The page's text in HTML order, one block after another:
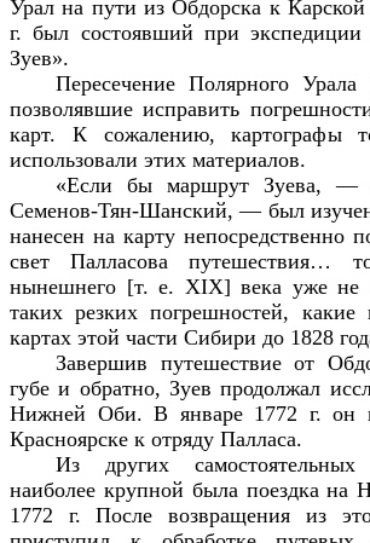
Урал на пути из Обдорска к
г. был состоявший при экспедиции
Зуев».
Пересечение Полярного Урала
позволявшие исправить
карт. К сожалению, картографы
использовали этих материалов.
«Если бы маршрут Зуева, —
Семенов-Тян-Шанский, — был
нанесен на карту непосредственно
свет Палласова путешествия…
нынешнего [т. е. XIX] века уже не
таких резких погрешностей, какие
картах этой части Сибири до 1828
Завершив путешествие от
губе и обратно, Зуев продолжал
Нижней Оби. В январе 1772 г. он
Красноярске к отряду Палласа.
Из других
наиболее крупной была поездка на
1772 г. После возвращения из